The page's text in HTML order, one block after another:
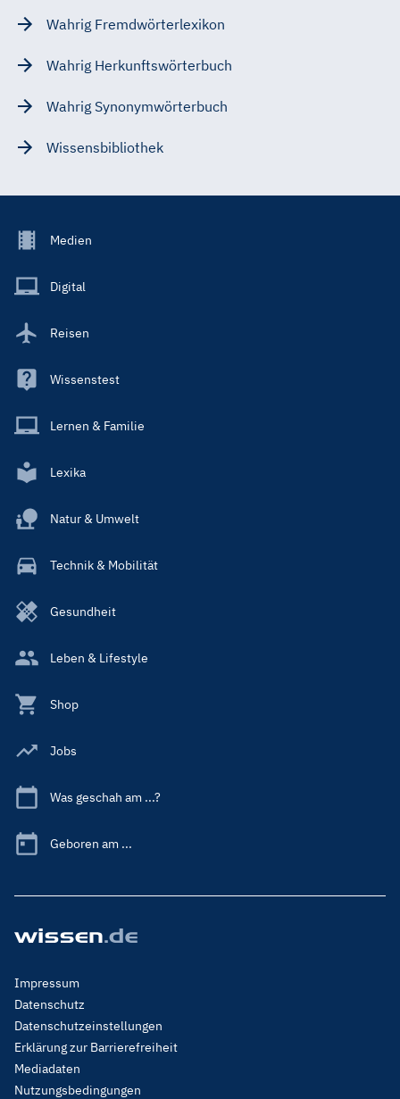
Wahrig Fremdwörterlexikon
Wahrig Herkunftswörterbuch
Wahrig Synonymwörterbuch
Wissensbibliothek
Footer
Main
Medien
Digital
Reisen
Wissenstest
Lernen & Familie
Lexika
Natur & Umwelt
Technik & Mobilität
Gesundheit
Leben & Lifestyle
Shop
Jobs
Was geschah am ...?
Geboren am ...
Footer
Menu
Legal
Impressum
Datenschutz
Datenschutzeinstellungen
Erklärung zur Barrierefreiheit
Mediadaten
Nutzungsbedingungen